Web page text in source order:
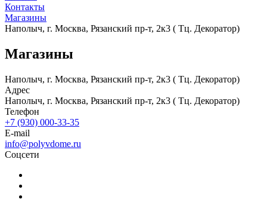
Контакты
Магазины
Наполыч, г. Москва, Рязанский пр-т, 2к3 ( Тц. Декоратор)
Магазины
Наполыч, г. Москва, Рязанский пр-т, 2к3 ( Тц. Декоратор)
Адрес
Наполыч, г. Москва, Рязанский пр-т, 2к3 ( Тц. Декоратор)
Телефон
+7 (930) 000-33-35
E-mail
info@polyvdome.ru
Соцсети